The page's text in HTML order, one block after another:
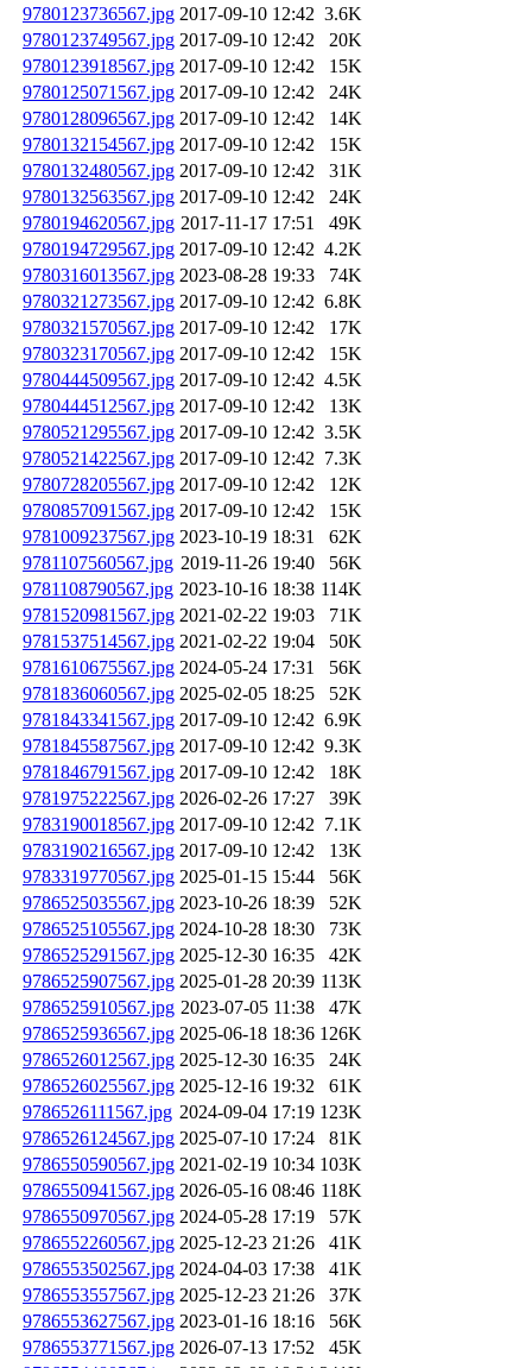
9780123736567.jpg 2017-09-10 12:42 3.6K
9780123749567.jpg 2017-09-10 12:42
20K
9780123918567.jpg 2017-09-10 12:42
15K
9780125071567.jpg 2017-09-10 12:42
24K
9780128096567.jpg 2017-09-10 12:42
14K
9780132154567.jpg 2017-09-10 12:42
15K
9780132480567.jpg 2017-09-10 12:42
31K
9780132563567.jpg 2017-09-10 12:42
24K
9780194620567.jpg 2017-11-17 17:51
49K
9780194729567.jpg 2017-09-10 12:42 4.2K
9780316013567.jpg 2023-08-28 19:33
74K
9780321273567.jpg 2017-09-10 12:42 6.8K
9780321570567.jpg 2017-09-10 12:42
17K
9780323170567.jpg 2017-09-10 12:42
15K
9780444509567.jpg 2017-09-10 12:42 4.5K
9780444512567.jpg 2017-09-10 12:42
13K
9780521295567.jpg 2017-09-10 12:42 3.5K
9780521422567.jpg 2017-09-10 12:42 7.3K
9780728205567.jpg 2017-09-10 12:42
12K
9780857091567.jpg 2017-09-10 12:42
15K
9781009237567.jpg 2023-10-19 18:31
62K
9781107560567.jpg 2019-11-26 19:40
56K
9781108790567.jpg 2023-10-16 18:38 114K
9781520981567.jpg 2021-02-22 19:03
71K
9781537514567.jpg 2021-02-22 19:04
50K
9781610675567.jpg 2024-05-24 17:31
56K
9781836060567.jpg 2025-02-05 18:25
52K
9781843341567.jpg 2017-09-10 12:42 6.9K
9781845587567.jpg 2017-09-10 12:42 9.3K
9781846791567.jpg 2017-09-10 12:42
18K
9781975222567.jpg 2026-02-26 17:27
39K
9783190018567.jpg 2017-09-10 12:42 7.1K
9783190216567.jpg 2017-09-10 12:42
13K
9783319770567.jpg 2025-01-15 15:44
56K
9786525035567.jpg 2023-10-26 18:39
52K
9786525105567.jpg 2024-10-28 18:30
73K
9786525291567.jpg 2025-12-30 16:35
42K
9786525907567.jpg 2025-01-28 20:39 113K
9786525910567.jpg 2023-07-05 11:38
47K
9786525936567.jpg 2025-06-18 18:36 126K
9786526012567.jpg 2025-12-30 16:35
24K
9786526025567.jpg 2025-12-16 19:32
61K
9786526111567.jpg 2024-09-04 17:19 123K
9786526124567.jpg 2025-07-10 17:24
81K
9786550590567.jpg 2021-02-19 10:34 103K
9786550941567.jpg 2026-05-16 08:46 118K
9786550970567.jpg 2024-05-28 17:19
57K
9786552260567.jpg 2025-12-23 21:26
41K
9786553502567.jpg 2024-04-03 17:38
41K
9786553557567.jpg 2025-12-23 21:26
37K
9786553627567.jpg 2023-01-16 18:16
56K
9786553771567.jpg 2026-07-13 17:52
45K